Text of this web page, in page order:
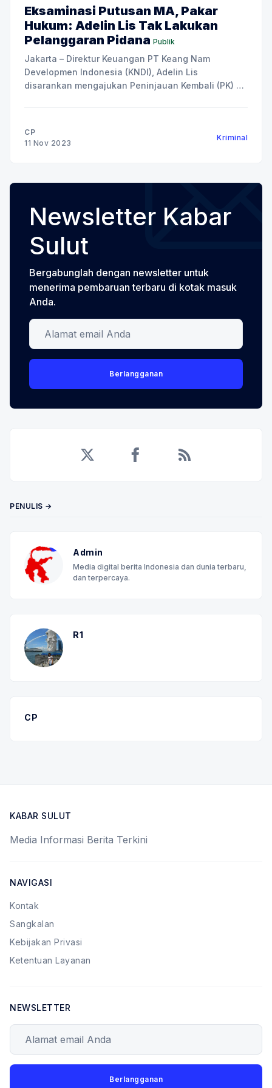
Eksaminasi Putusan MA, Pakar
Hukum: Adelin Lis Tak Lakukan
Pelanggaran Pidana Publik
Jakarta – Direktur Keuangan PT Keang Nam
Developmen Indonesia (KNDI), Adelin Lis
disarankan mengajukan Peninjauan Kembali (PK) ke
Indonesia Prof. Suparji Ahmad, dalam acara anotasi
CP
11 Nov 2023
Kriminal
Newsletter Kabar
Sulut
Bergabunglah dengan newsletter untuk
menerima pembaruan terbaru di kotak masuk
Anda.
Alamat email Anda
Berlangganan
PENULIS →
Admin
Media digital berita Indonesia dan dunia terbaru,
dan terpercaya.
R1
CP
KABAR SULUT
Media Informasi Berita Terkini
NAVIGASI
Kontak
Sangkalan
Kebijakan Privasi
Ketentuan Layanan
NEWSLETTER
Alamat email Anda
Berlangganan